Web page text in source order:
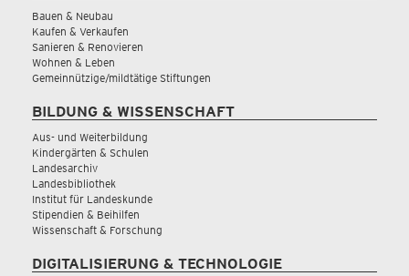
Bauen & Neubau
Kaufen & Verkaufen
Sanieren & Renovieren
Wohnen & Leben
Gemeinnützige/mildtätige Stiftungen
BILDUNG & WISSENSCHAFT
Aus- und Weiterbildung
Kindergärten & Schulen
Landesarchiv
Landesbibliothek
Institut für Landeskunde
Stipendien & Beihilfen
Wissenschaft & Forschung
DIGITALISIERUNG & TECHNOLOGIE